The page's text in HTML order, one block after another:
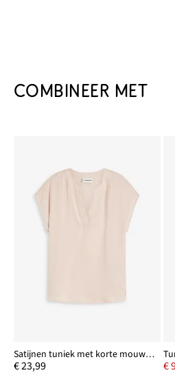
COMBINEER MET
Satijnen tuniek met korte mouwen en oversized schouders
€ 23,99 €